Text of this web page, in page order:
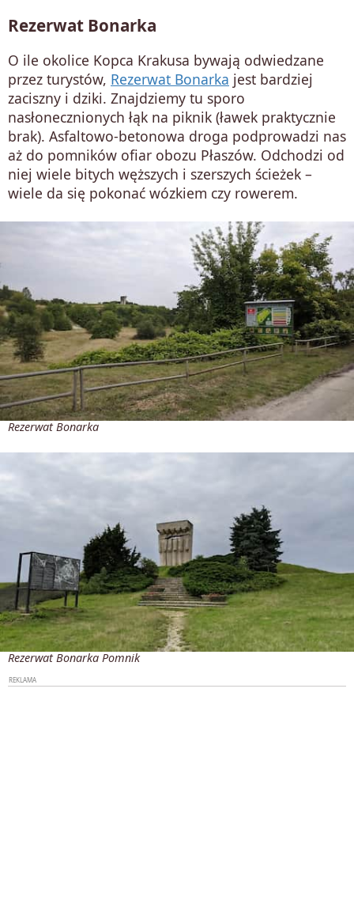
Rezerwat Bonarka
O ile okolice Kopca Krakusa bywają odwiedzane
przez turystów, Rezerwat Bonarka jest bardziej
zaciszny i dziki. Znajdziemy tu sporo
nasłonecznionych łąk na piknik (ławek praktycznie
brak). Asfaltowo-betonowa droga podprowadzi nas
aż do pomników ofiar obozu Płaszów. Odchodzi od
niej wiele bitych węższych i szerszych ścieżek –
wiele da się pokonać wózkiem czy rowerem.
Rezerwat Bonarka
Rezerwat Bonarka Pomnik